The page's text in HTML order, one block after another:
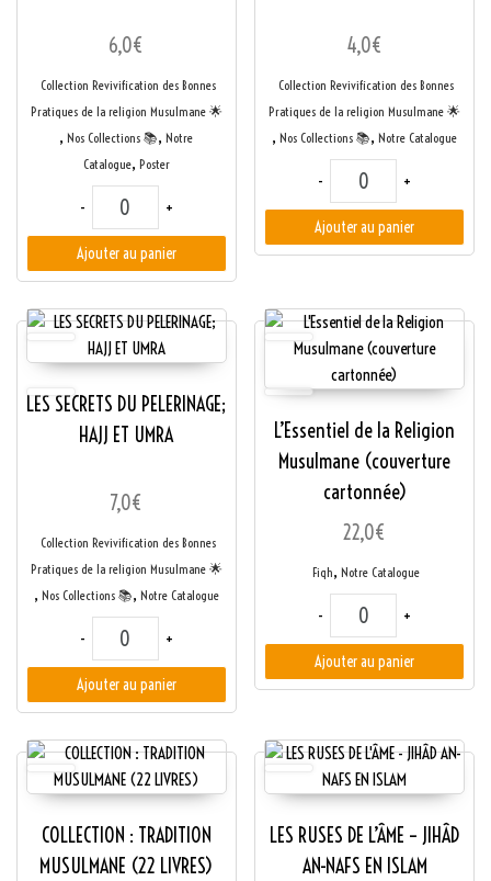
6,0€
Collection Revivification des Bonnes
Pratiques de la religion Musulmane ​🌟​
, Nos Collections 📚, Notre
Catalogue, Poster
- quantité de LES SECRETS DE LA ZAKAT
+
Ajouter au panier
4,0€
Collection Revivification des Bonnes
Pratiques de la religion Musulmane ​🌟​
, Nos Collections 📚, Notre Catalogue
- quantité de LES
+
Ajouter au panier
LES SECRETS DU PELERINAGE;
HAJJ ET UMRA
7,0€
Collection Revivification des Bonnes
Pratiques de la religion Musulmane ​🌟​
, Nos Collections 📚, Notre Catalogue
- quantité de LES SECRETS DU PELERINAGE; HAJJ ET UMRA
+
Ajouter au panier
L’Essentiel de la Religion
Musulmane (couverture
cartonnée)
22,0€
Fiqh, Notre Catalogue
- quantité de
+
Ajouter au panier
COLLECTION : TRADITION
MUSULMANE (22 LIVRES)
LES RUSES DE L’ÂME – JIHÂD
AN-NAFS EN ISLAM